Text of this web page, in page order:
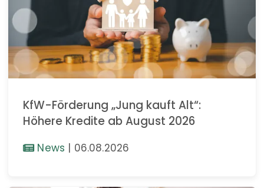
KfW-Förderung „Jung kauft Alt“:
Höhere Kredite ab August 2026
News | 06.08.2026